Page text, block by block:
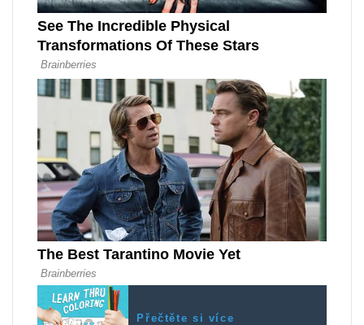
Přečtěte si více